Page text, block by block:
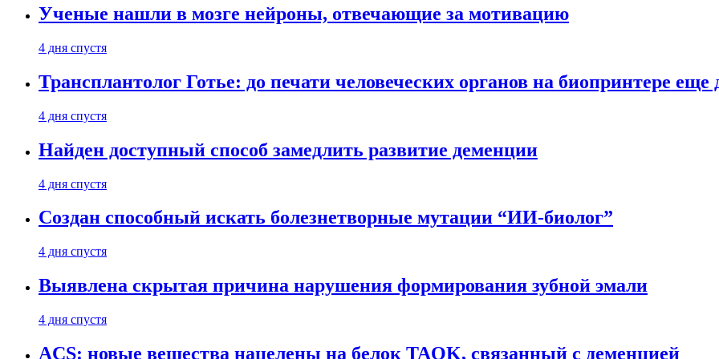
Ученые нашли в мозге нейроны, отвечающие за мотивацию
4 дня спустя
Трансплантолог Готье: до печати человеческих органов на биопринтере еще
4 дня спустя
Найден доступный способ замедлить развитие деменции
4 дня спустя
Создан способный искать болезнетворные мутации “ИИ-биолог”
4 дня спустя
Выявлена скрытая причина нарушения формирования зубной эмали
4 дня спустя
ACS: новые вещества нацелены на белок TAOK, связанный с деменцией